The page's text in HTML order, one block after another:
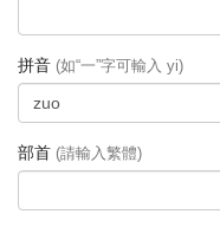
拼音 (如“一”字可輸入 yi)
部首 (請輸入繁體)